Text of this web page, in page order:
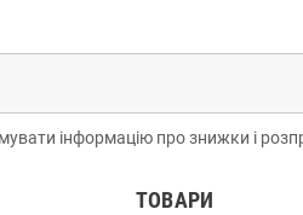
інформацію про знижки і
ТОВАРИ